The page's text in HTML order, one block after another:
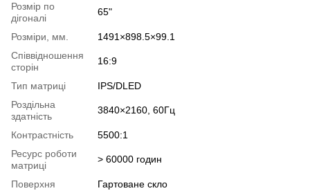
Розмір по
дігоналі
65"
Розміри, мм.
1491×898.5×99.1
Співвідношення
сторін
16:9
Тип матриці
IPS/DLED
Роздільна
здатність
3840×2160, 60Гц
Контрастність
5500:1
Ресурс роботи
матриці
> 60000 годин
Поверхня
Гартоване скло